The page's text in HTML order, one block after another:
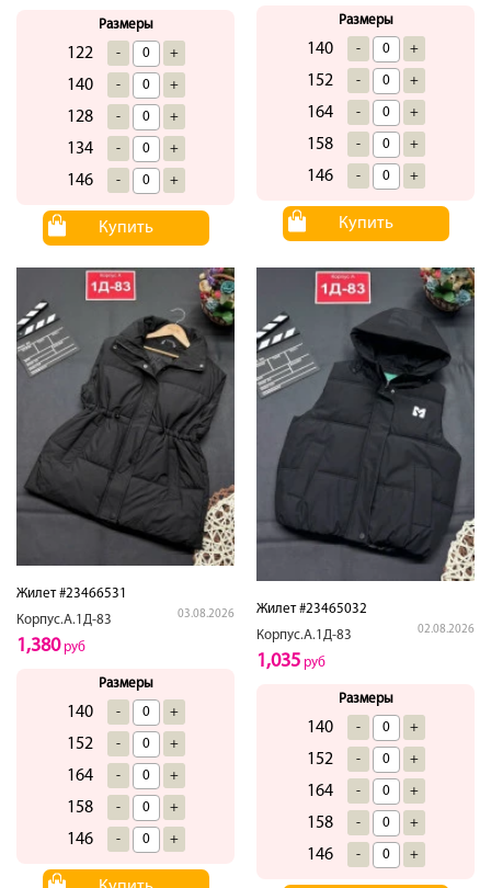
Размеры
122 - +
140 - +
128 - +
134 - +
146 - +
Купить
Размеры
140 - +
152 - +
164 - +
158 - +
146 - +
Купить
Жилет #23466531
Корпус.А.1Д-83
03.08.2026
1,380руб
Размеры
140 - +
152 - +
164 - +
158 - +
146 - +
Жилет #23465032
Корпус.А.1Д-83
02.08.2026
1,035 руб
Размеры
140 - +
152 - +
164 - +
158 - +
146 - +